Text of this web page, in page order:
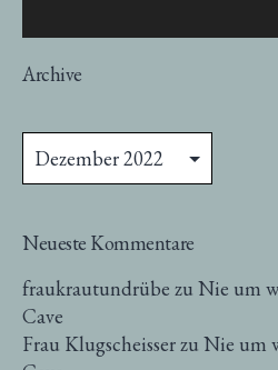
Archive
Neueste Kommentare
fraukrautundrübe zu Nie um
Cave
Frau Klugscheisserzu Nie um